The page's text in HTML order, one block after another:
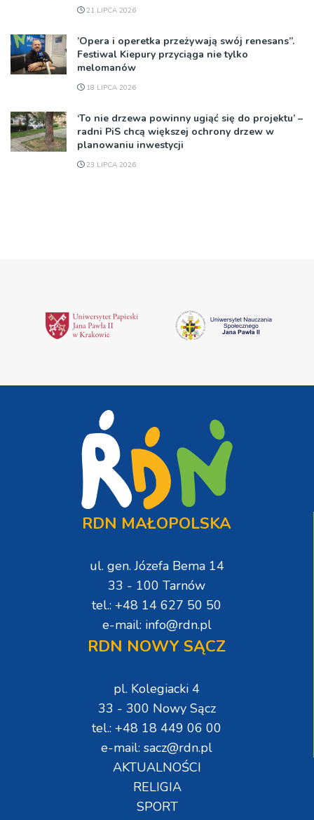
21 LIPCA 2026
’Opera i operetka przeżywają swój renesans”.
Festiwal Kiepury przyciąga nie tylko
melomanów
18 LIPCA 2026
‘To nie drzewa powinny ugiąć się do projektu’ –
radni PiS chcą większej ochrony drzew w
planowaniu inwestycji
23 LIPCA 2026
RDN MAŁOPOLSKA
ul. gen. Józefa Bema 14
33 - 100 Tarnów
tel.: +48 14 627 50 50
e-mail: info@rdn.pl
RDN NOWY SĄCZ
pl. Kolegiacki 4
33 - 300 Nowy Sącz
tel.: +48 18 449 06 00
e-mail: sacz@rdn.pl
AKTUALNOŚCI
RELIGIA
SPORT